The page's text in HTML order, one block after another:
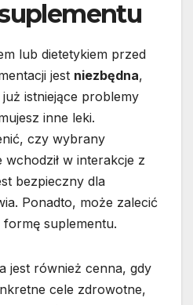
lub dietetykiem przed
jest niezbędna,
już istniejące problemy
inne leki.
czy wybrany
w interakcje z
bezpieczny dla
Ponadto, może zalecić
suplementu.
jest również cenna, gdy
cele zdrowotne,